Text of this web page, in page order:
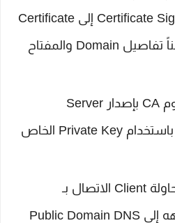
Certificate Signing Request (CSR) إلى Certificate
Authority (CA) متضمناً تفاصيل Domain والمفتاح
إصدار الشهادة: تقوم CA بإصدار Server
Certificate وتوقيعها باستخدام Private Key الخاص
بدء الاتصال: عند محاولة Client الاتصال بـ
Application، يتم توجيهه إلى Public Domain DNS